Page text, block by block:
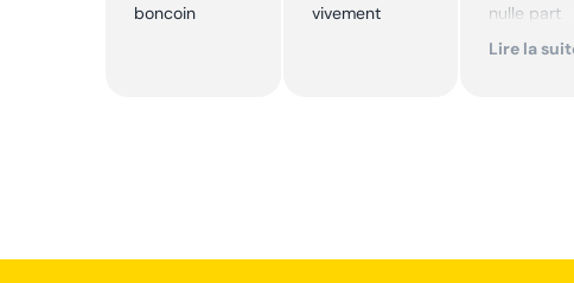
boncoin
vivement
nulle part
ailleurs et
Lire la